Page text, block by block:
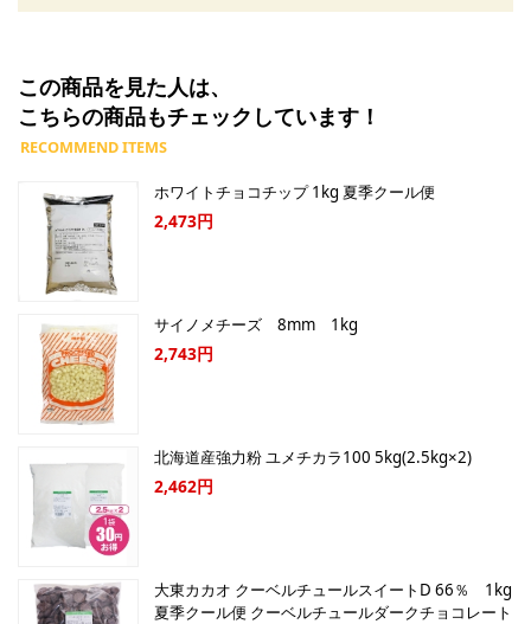
この商品を見た人は、
こちらの商品もチェックしています！
ホワイトチョコチップ 1kg 夏季クール便
2,473円
サイノメチーズ 8mm 1kg
2,743円
北海道産強力粉 ユメチカラ100 5kg(2.5kg×2)
2,462円
大東カカオ クーベルチュールスイートD 66％ 1kg
夏季クール便 クーベルチュールダークチョコレート